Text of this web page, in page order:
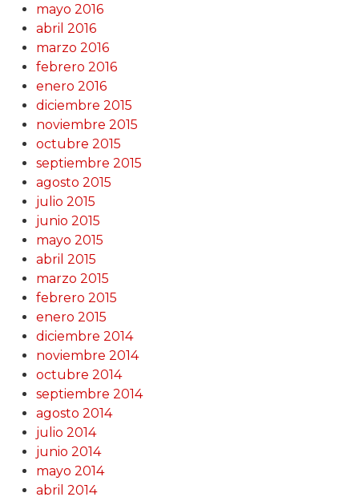
mayo 2016
abril 2016
marzo 2016
febrero 2016
enero 2016
diciembre 2015
noviembre 2015
octubre 2015
septiembre 2015
agosto 2015
julio 2015
junio 2015
mayo 2015
abril 2015
marzo 2015
febrero 2015
enero 2015
diciembre 2014
noviembre 2014
octubre 2014
septiembre 2014
agosto 2014
julio 2014
junio 2014
mayo 2014
abril 2014